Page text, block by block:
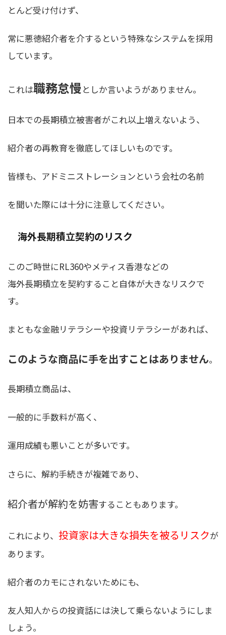
とんど受け付けず、
常に悪徳紹介者を介するという特殊なシステムを採用
しています。
これは職務怠慢 としか言いようがありません。
日本での長期積立被害者がこれ以上増えないよう、
紹介者の再教育を徹底してほしいものです。
皆様も、アドミニストレーションという会社の名前
を聞いた際には十分に注意してください。
海外長期積立契約のリスク
このご時世にRL360やメティス香港などの
海外長期積立を契約すること自体が大きなリスクで
す。
まともな金融リテラシーや投資リテラシーがあれば、
このような商品に手を出すことはありません。
長期積立商品は、
一般的に手数料が高く、
運用成績も悪いことが多いです。
さらに、解約手続きが複雑であり、
紹介者が解約を妨害することもあります。
これにより、 投資家は大きな損失を被るリスクが
あります。
紹介者のカモにされないためにも、
友人知人からの投資話には決して乗らないようにしま
しょう。